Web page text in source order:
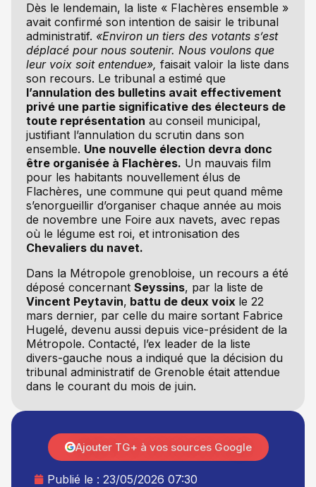
Dès le lendemain, la liste « Flachères ensemble »
avait confirmé son intention de saisir le tribunal
administratif. «Environ un tiers des votants s’est
déplacé pour nous soutenir. Nous voulons que
leur voix soit entendue», faisait valoir la liste dans
son recours. Le tribunal a estimé que
l’annulation des bulletins avait effectivement
privé une partie significative des électeurs de
toute représentation au conseil municipal,
justifiant l’annulation du scrutin dans son
ensemble. Une nouvelle élection devra donc
être organisée à Flachères. Un mauvais film
pour les habitants nouvellement élus de
Flachères, une commune qui peut quand même
s’enorgueillir d’organiser chaque année au mois
de novembre une Foire aux navets, avec repas
où le légume est roi, et intronisation des
Chevaliers du navet.
Dans la Métropole grenobloise, un recours a été
déposé concernant Seyssins, par la liste de
Vincent Peytavin, battu de deux voix le 22
mars dernier, par celle du maire sortant Fabrice
Hugelé, devenu aussi depuis vice-président de la
Métropole. Contacté, l’ex leader de la liste
divers-gauche nous a indiqué que la décision du
tribunal administratif de Grenoble était attendue
dans le courant du mois de juin.
Publié le : 23/05/2026 07:30
Ajouter TG+ à vos sources Google